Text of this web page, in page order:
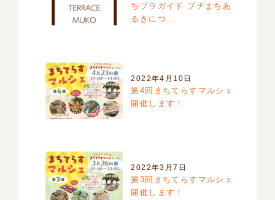
ちブラガイド プチまちあ
るきにつ…
2022年4月10日
第4回まちてらすマルシェ
開催します！
2022年3月7日
第3回まちてらすマルシェ
開催します！